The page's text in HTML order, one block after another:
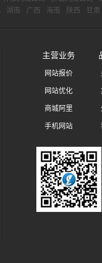
湖南 广西 海南 陕西 甘肃
主营业务
网站报价
网站优化
商城阿里
手机网站